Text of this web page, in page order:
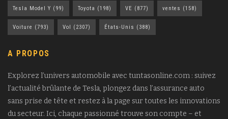
Tesla Model Y (99) Toyota (198) VE (877) ventes (158)
Voiture (793) Vol (2307) États-Unis (388)
A PROPOS
Explorez l’univers automobile avec tuntasonline.com : suivez
l’actualité brûlante de Tesla, plongez dans l’assurance auto
sans prise de tête et restez à la page sur toutes les innovations
du secteur. Ici, chaque passionné trouve son compte – et